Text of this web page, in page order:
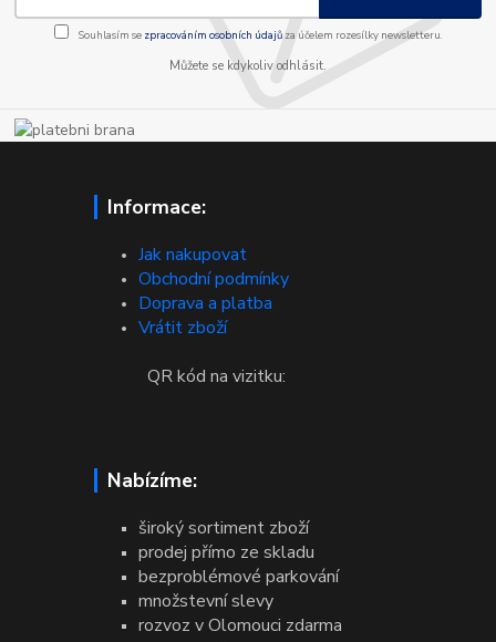
Souhlasím se zpracováním osobních údajůza účelem rozesílky newsletteru.
Můžete se kdykoliv odhlásit.
Informace:
Jak nakupovat
Obchodní podmínky
Doprava a platba
Vrátit zboží
QR kód na vizitku:
Nabízíme:
široký sortiment zboží
prodej přímo ze skladu
bezproblémové parkování
množstevní slevy
rozvoz v Olomouci zdarma